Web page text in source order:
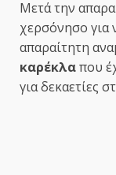
Μετά την
χερσόνησο για
απαραίτητη
καρέκλαπου
για δεκαετίες